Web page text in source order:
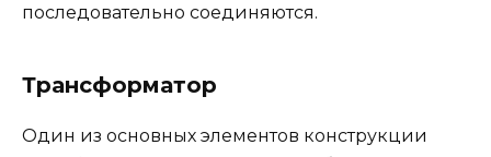
последовательно соединяются.
Трансформатор
Один из основных элементов конструкции